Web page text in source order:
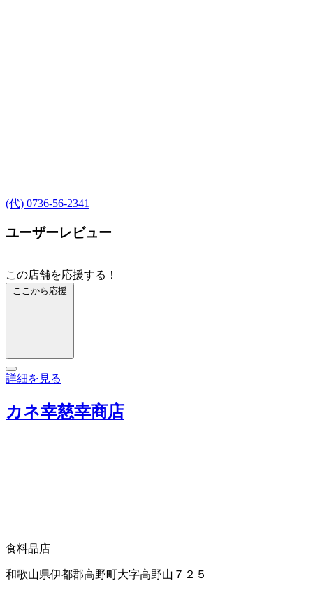
(代) 0736-56-2341
ユーザーレビュー
この店舗を応援する！
ここから応援
詳細を見る
カネ幸慈幸商店
食料品店
和歌山県伊都郡高野町大字高野山７２５